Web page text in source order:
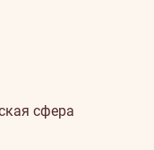
сфера